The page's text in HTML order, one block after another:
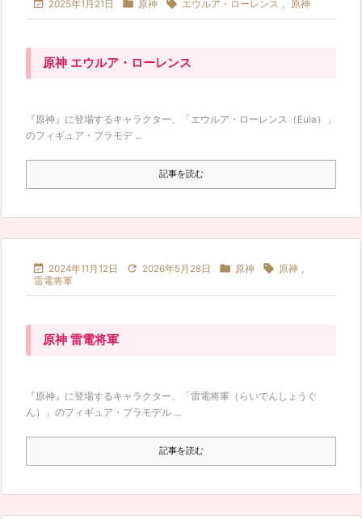
 2025年1月21日  原神  エウルア・ローレンス , 原神
原神 エウルア・ローレンス
『原神』に登場するキャラクター、「エウルア・ローレンス（Eula）」
のフィギュア・プラモデ ...
記事を読む
 2024年11月12日  2026年5月28日  原神  原神 ,
雷電将軍
原神 雷電将軍
『原神』に登場するキャラクター、「雷電将軍（らいでんしょうぐ
ん）」のフィギュア・プラモデル ...
記事を読む